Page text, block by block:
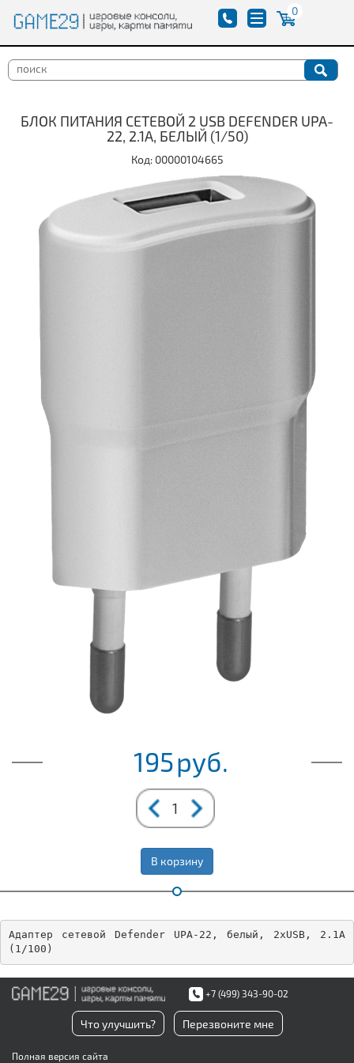
0
БЛОК ПИТАНИЯ СЕТЕВОЙ 2 USB DEFENDER UPA-
22, 2.1А, БЕЛЫЙ (1/50)
Код: 00000104665
195руб.
В корзину
Адаптер сетевой Defender UPA-22, белый, 2xUSB, 2.1А
(1/100)
+7 (499) 343-90-02
Что улучшить? Перезвоните мне
Полная версия сайта